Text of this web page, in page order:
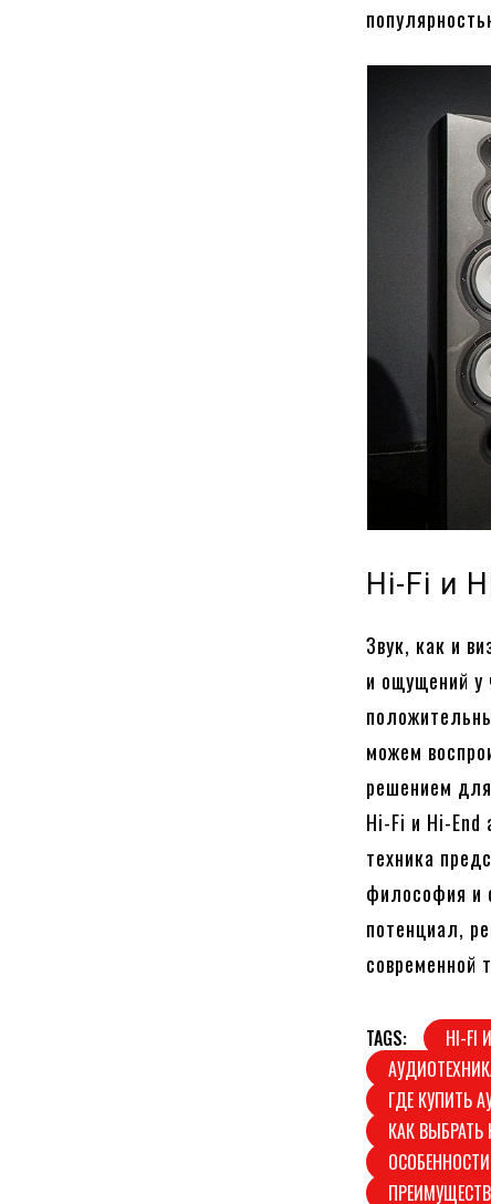
Hi-Fi и
Звук, как и
и ощущений у
можем
решением для
Hi-Fi и Hi-End
техника
философия и
потенциал,
современной
TAGS: HI-FI
ГДЕ КУПИТЬ
КАК ВЫБРАТЬ